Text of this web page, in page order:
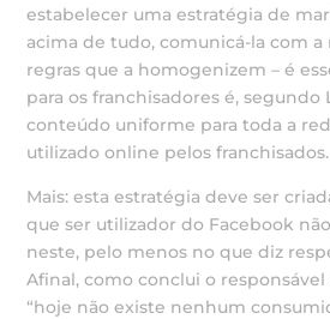
estabelecer uma estratégia de
acima de tudo, comunicá-la com a
regras que a homogenizem – é
para os franchisadores é, segundo
conteúdo uniforme para toda a
utilizado online pelos franchisados.
Mais: esta estratégia deve ser
que ser utilizador do Facebook
neste, pelo menos no que diz
Afinal, como conclui o responsável
“hoje não existe nenhum